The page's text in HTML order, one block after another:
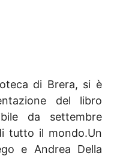
di Brera, si è
del libro
da settembre
tutto il mondo.Un
e Andrea Della